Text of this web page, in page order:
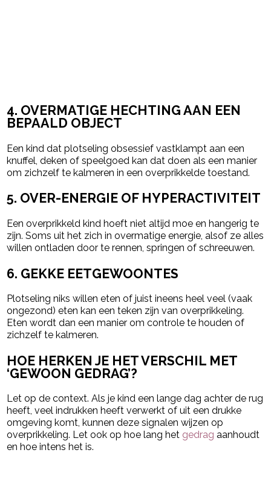
4. OVERMATIGE HECHTING AAN EEN
BEPAALD OBJECT
Een kind dat plotseling obsessief vastklampt aan een
knuffel, deken of speelgoed kan dat doen als een manier
om zichzelf te kalmeren in een overprikkelde toestand.
5. OVER-ENERGIE OF HYPERACTIVITEIT
Een overprikkeld kind hoeft niet altijd moe en hangerig te
zijn. Soms uit het zich in overmatige energie, alsof ze alles
willen ontladen door te rennen, springen of schreeuwen.
6. GEKKE EETGEWOONTES
Plotseling niks willen eten of juist ineens heel veel (vaak
ongezond) eten kan een teken zijn van overprikkeling.
Eten wordt dan een manier om controle te houden of
zichzelf te kalmeren.
HOE HERKEN JE HET VERSCHIL MET
‘GEWOON GEDRAG’?
Let op de context. Als je kind een lange dag achter de rug
heeft, veel indrukken heeft verwerkt of uit een drukke
omgeving komt, kunnen deze signalen wijzen op
overprikkeling. Let ook op hoe lang het gedrag aanhoudt
en hoe intens het is.